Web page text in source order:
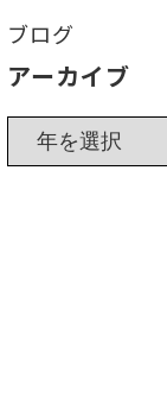
ブログ
アーカイブ